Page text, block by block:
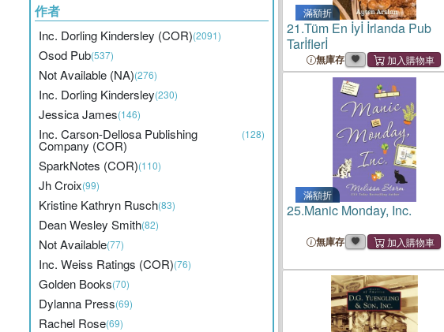
作者
Inc. Dorling Kindersley (COR)(2091)
Osod Pub(537)
Not Available (NA)(276)
Inc. Dorling Kindersley(230)
Jessica James(146)
Inc. Carson-Dellosa Publishing
Company (COR)
(128)
SparkNotes (COR)(110)
Jh Croix(99)
Kristine Kathryn Rusch(83)
Dean Wesley Smith(82)
Not Available(77)
Inc. Weiss Ratings (COR)(76)
Golden Books(70)
Dylanna Press(69)
Rachel Rose(69)
滿額折
21.Tüm En İyİ İrlanda Pub
Tarİflerİ
無庫存
滿額折
25.Manic Monday, Inc.
無庫存